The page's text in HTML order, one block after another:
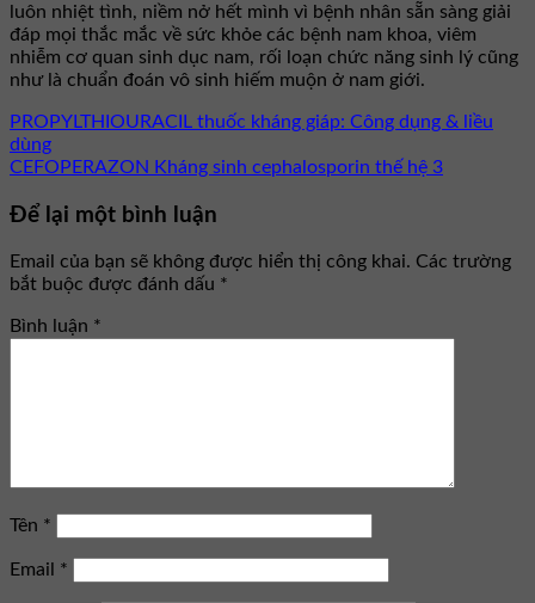
luôn nhiệt tình, niềm nở hết mình vì bệnh nhân sẵn sàng giải
đáp mọi thắc mắc về sức khỏe các bệnh nam khoa, viêm
nhiễm cơ quan sinh dục nam, rối loạn chức năng sinh lý cũng
như là chuẩn đoán vô sinh hiếm muộn ở nam giới.
PROPYLTHIOURACIL thuốc kháng giáp: Công dụng & liều
dùng
CEFOPERAZON Kháng sinh cephalosporin thế hệ 3
Để lại một bình luận
Email của bạn sẽ không được hiển thị công khai. Các trường
bắt buộc được đánh dấu *
Bình luận *
Tên *
Email *